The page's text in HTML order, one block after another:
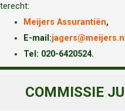
terecht:
Meijers Assurantiën,
E-mail:jagers@meijers.nl
Tel: 020-6420524.
COMMISSIE